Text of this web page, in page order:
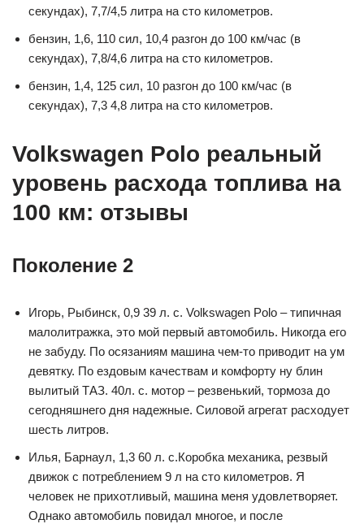
секундах), 7,7/4,5 литра на сто километров.
бензин, 1,6, 110 сил, 10,4 разгон до 100 км/час (в
секундах), 7,8/4,6 литра на сто километров.
бензин, 1,4, 125 сил, 10 разгон до 100 км/час (в
секундах), 7,3 4,8 литра на сто километров.
Volkswagen Polo реальный
уровень расхода топлива на
100 км: отзывы
Поколение 2
Игорь, Рыбинск, 0,9 39 л. с. Volkswagen Polo – типичная
малолитражка, это мой первый автомобиль. Никогда его
не забуду. По осязаниям машина чем-то приводит на ум
девятку. По ездовым качествам и комфорту ну блин
вылитый ТАЗ. 40л. с. мотор – резвенький, тормоза до
сегодняшнего дня надежные. Силовой агрегат расходует
шесть литров.
Илья, Барнаул, 1,3 60 л. с.Коробка механика, резвый
движок с потреблением 9 л на сто километров. Я
человек не прихотливый, машина меня удовлетворяет.
Однако автомобиль повидал многое, и после